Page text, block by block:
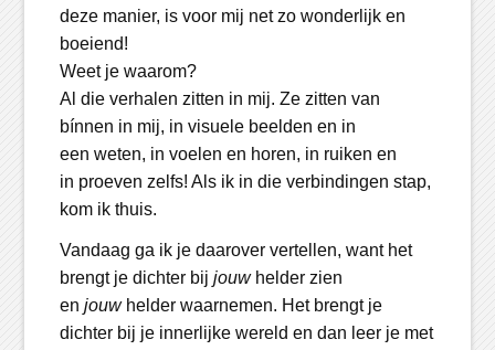
deze manier, is voor mij net zo wonderlijk en
boeiend!
Weet je waarom?
Al die verhalen zitten in mij. Ze zitten van
bínnen in mij, in visuele beelden en in
een weten, in voelen en horen, in ruiken en
in proeven zelfs! Als ik in die verbindingen stap,
kom ik thuis.
Vandaag ga ik je daarover vertellen, want het
brengt je dichter bij jouwhelder zien
en jouwhelder waarnemen. Het brengt je
dichter bij je innerlijke wereld en dan leer je met